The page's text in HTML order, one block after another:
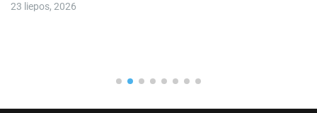
23 liepos, 2026